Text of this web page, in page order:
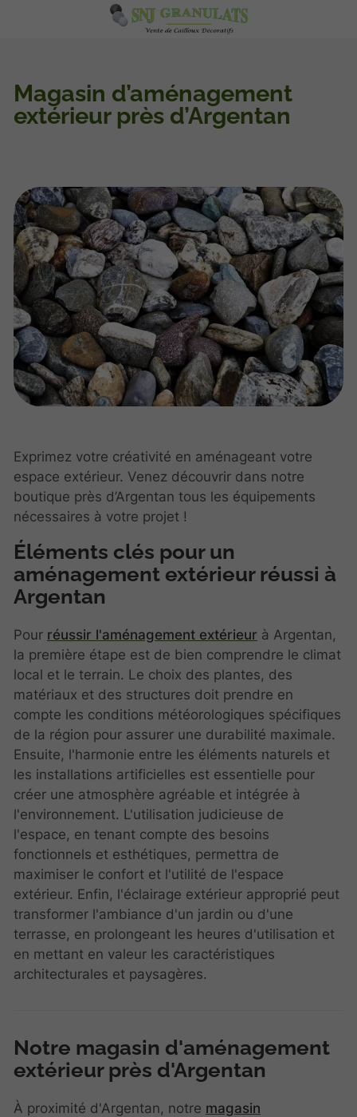
Magasin d’aménagement
extérieur près d’Argentan
Exprimez votre créativité en aménageant votre
espace extérieur. Venez découvrir dans notre
boutique près d’Argentan tous les équipements
nécessaires à votre projet !
Éléments clés pour un
aménagement extérieur réussi à
Argentan
Pour réussir l'aménagement extérieur à Argentan,
la première étape est de bien comprendre le climat
local et le terrain. Le choix des plantes, des
matériaux et des structures doit prendre en
compte les conditions météorologiques spécifiques
de la région pour assurer une durabilité maximale.
Ensuite, l'harmonie entre les éléments naturels et
les installations artificielles est essentielle pour
créer une atmosphère agréable et intégrée à
l'environnement. L'utilisation judicieuse de
l'espace, en tenant compte des besoins
fonctionnels et esthétiques, permettra de
maximiser le confort et l'utilité de l'espace
extérieur. Enfin, l'éclairage extérieur approprié peut
transformer l'ambiance d'un jardin ou d'une
terrasse, en prolongeant les heures d'utilisation et
en mettant en valeur les caractéristiques
architecturales et paysagères.
Notre magasin d'aménagement
extérieur près d'Argentan
À proximité d'Argentan, notre magasin